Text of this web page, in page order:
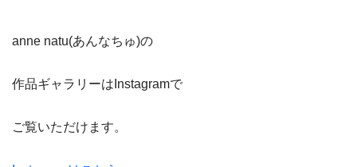
anne natu(あんなちゅ)の
作品ギャラリーはInstagramで
ご覧いただけます。